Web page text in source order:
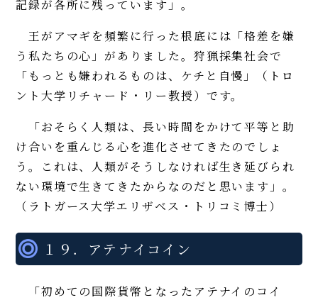
記録が各所に残っています」。
王がアマギを頻繁に行った根底には「格差を嫌
う私たちの心」がありました。狩猟採集社会で
「もっとも嫌われるものは、ケチと自慢」（トロ
ント大学リチャード・リー教授）です。
「おそらく人類は、長い時間をかけて平等と助
け合いを重んじる心を進化させてきたのでしょ
う。これは、人類がそうしなければ生き延びられ
ない環境で生きてきたからなのだと思います」。
（ラトガース大学エリザベス・トリコミ博士）
１９．アテナイコイン
「初めての国際貨幣となったアテナイのコイ